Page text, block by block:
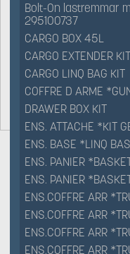
Bolt-On lastremmar
295100737
CARGO BOX 45L
CARGO EXTENDER KIT
CARGO LINQ BAG KIT
COFFRE D ARME
DRAWER BOX KIT
ENS. ATTACHE *KIT
ENS. BASE *LINQ
ENS. PANIER
ENS. PANIER
ENS.COFFRE ARR
ENS.COFFRE ARR
ENS.COFFRE ARR
ENS.COFFRE ARR